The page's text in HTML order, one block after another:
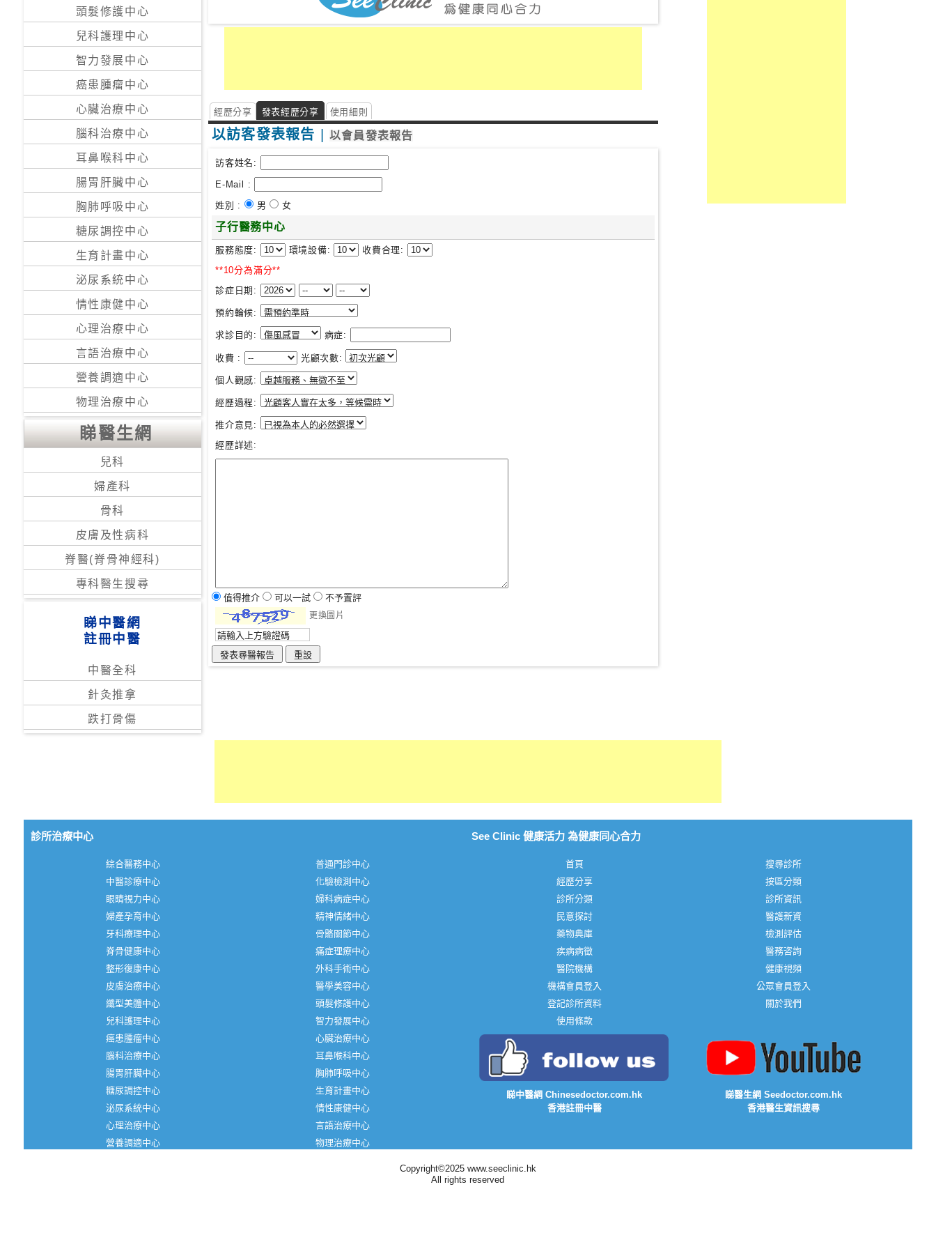
醫
醫
院
頭髮修護中心
兒科護理中心
智力發展中心
癌患腫瘤中心
心臟治療中心
腦科治療中心
耳鼻喉科中心
腸胃肝臟中心
胸肺呼吸中心
糖尿調控中心
生育計畫中心
泌尿系統中心
情性康健中心
心理治療中心
言語治療中心
營養調適中心
物理治療中心
睇醫生網
兒科
婦產科
骨科
皮膚及性病科
脊醫(脊骨神經科)
專科醫生搜尋
睇中醫網
註冊中醫
中醫全科
針灸推拿
跌打骨傷
經歷分享 發表經歷分享 使用細則
以訪客發表報告 |以會員發表報告
訪客姓名:
E-Mail :
姓別 :
男 女
子行醫務中心
服務態度: 環境設備:
收費合理:
**10分為滿分**
診症日期:
預約輪候:
求診目的: 病症:
收費 : 光顧次數:
個人觀感:
經歷過程:
推介意見:
經歷詳述:
值得推介 可以一試 不予置評
更換圖片
診所治療中心
綜合醫務中心
普通門診中心
中醫診療中心
化驗檢測中心
眼睛視力中心
婦科病症中心
婦產孕育中心
精神情緒中心
牙科療理中心
骨骼關節中心
脊骨健康中心
痛症理療中心
整形復康中心
外科手術中心
皮膚治療中心
醫學美容中心
纖型美體中心
頭髮修護中心
兒科護理中心
智力發展中心
癌患腫瘤中心
心臟治療中心
腦科治療中心
耳鼻喉科中心
腸胃肝臟中心
胸肺呼吸中心
糖尿調控中心
生育計畫中心
泌尿系統中心
情性康健中心
心理治療中心
言語治療中心
營養調適中心
物理治療中心
See Clinic 健康活力 為健康同心合力
首頁
搜尋診所
經歷分享
按區分類
診所分類
診所資訊
民意探討
醫護新資
藥物典庫
檢測評估
疾病病徵
醫務咨詢
醫院機構
健康視頻
機構會員登入
公眾會員登入
登記診所資料
關於我們
使用條款
睇中醫網 Chinesedoctor.com.hk
香港註冊中醫
睇醫生網 Seedoctor.com.hk
香港醫生資訊搜尋
Copyright©2025 www.seeclinic.hk
All rights reserved